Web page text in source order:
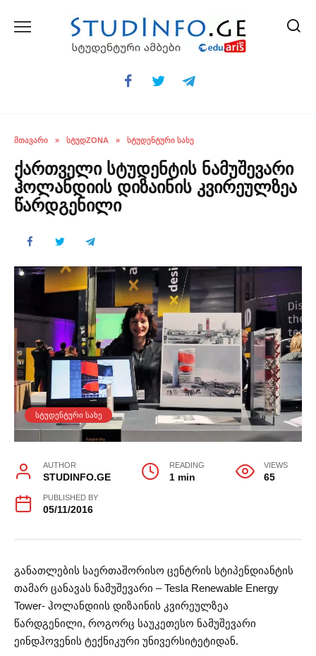
ᲛᲗᲐᲕᲐᲠᲘ » ᲡᲢᲣᲓZONA » ᲡᲢᲣᲓᲔᲜᲢᲣᲠᲘ ᲡᲐᲮᲔ
ქართველი სტუდენტის ნამუშევარი
ჰოლანდიის დიზაინის კვირეულზეა
წარდგენილი
ᲡᲢᲣᲓᲔᲜᲢᲣᲠᲘ ᲡᲐᲮᲔ
AUTHOR
STUDINFO.GE
READING
1 min
VIEWS
65
PUBLISHED BY
05/11/2016
განათლების საერთაშორისო ცენტრის სტიპენდიანტის
თამარ ცანავას ნამუშევარი – Tesla Renewable Energy
Tower- ჰოლანდიის დიზაინის კვირეულზეა
წარდგენილი, როგორც საუკეთესო ნამუშევარი
ეინდჰოვენის ტექნიკური უნივერსიტეტიდან.